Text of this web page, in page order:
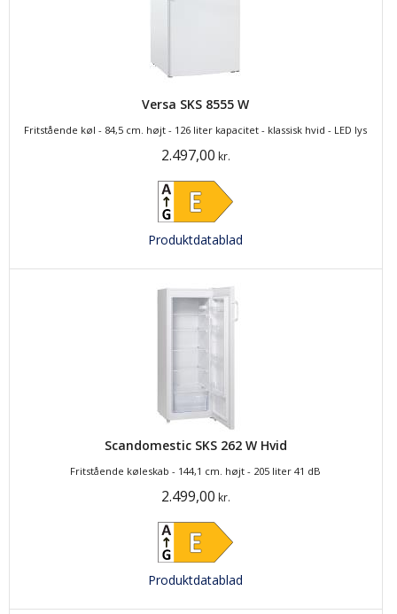
Versa SKS 8555 W
Fritstående køl - 84,5 cm. højt - 126 liter kapacitet - klassisk hvid - LED lys
2.497,00 kr.
Produktdatablad
Scandomestic SKS 262 W Hvid
Fritstående køleskab - 144,1 cm. højt - 205 liter 41 dB
2.499,00 kr.
Produktdatablad